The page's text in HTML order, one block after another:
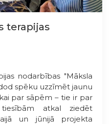
terapijas
nodarbības "Māksla
spēku uzzīmēt jaunu
par sāpēm – tie ir par
atkal ziedēt
un jūnijā projekta